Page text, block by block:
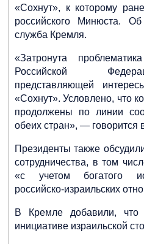
«Сохнут», к которому
российского Минюста.
служба Кремля.
«Затронута
Российской
представляющей
«Сохнут». Условлено, что
продолжены по линии
обеих стран», — говорится
Президенты также
сотрудничества, в том
«с учетом богатого
российско-израильских
В Кремле добавили, что
инициативе израильской
Израиль и Турция
возвращают послов и
генеральных консулов
«Сохнут» готовится к исходу из